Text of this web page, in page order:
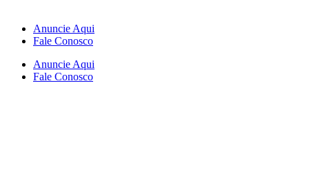
Anuncie Aqui
Fale Conosco
Anuncie Aqui
Fale Conosco